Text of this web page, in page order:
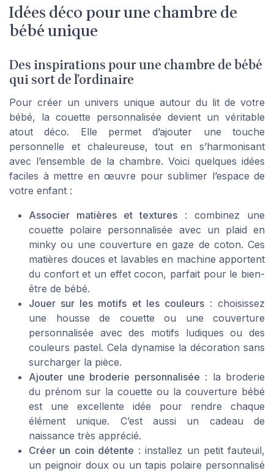
Idées déco pour une chambre de
bébé unique
Des inspirations pour une chambre de bébé
qui sort de l’ordinaire
Pour créer un univers unique autour du lit de votre
bébé, la couette personnalisée devient un véritable
atout déco. Elle permet d’ajouter une touche
personnelle et chaleureuse, tout en s’harmonisant
avec l’ensemble de la chambre. Voici quelques idées
faciles à mettre en œuvre pour sublimer l’espace de
votre enfant :
Associer matières et textures : combinez une
couette polaire personnalisée avec un plaid en
minky ou une couverture en gaze de coton. Ces
matières douces et lavables en machine apportent
du confort et un effet cocon, parfait pour le bien-
être de bébé.
Jouer sur les motifs et les couleurs: choisissez
une housse de couette ou une couverture
personnalisée avec des motifs ludiques ou des
couleurs pastel. Cela dynamise la décoration sans
surcharger la pièce.
Ajouter une broderie personnalisée : la broderie
du prénom sur la couette ou la couverture bébé
est une excellente idée pour rendre chaque
élément unique. C’est aussi un cadeau de
naissance très apprécié.
Créer un coin détente : installez un petit fauteuil,
un peignoir doux ou un tapis polaire personnalisé